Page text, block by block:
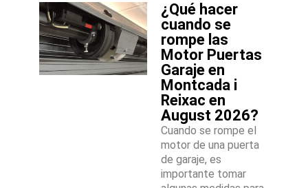
¿Qué hacer
cuando se
rompe las
Motor Puertas
Garaje en
Montcada i
Reixac en
August 2026?
Cuando se rompe el
motor de una puerta
de garaje, es
importante tomar